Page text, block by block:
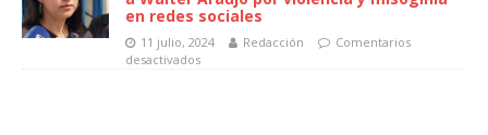
Defensora de Derechos Humanos denuncia
a Walter Araujo por violencia y misoginia
en redes sociales